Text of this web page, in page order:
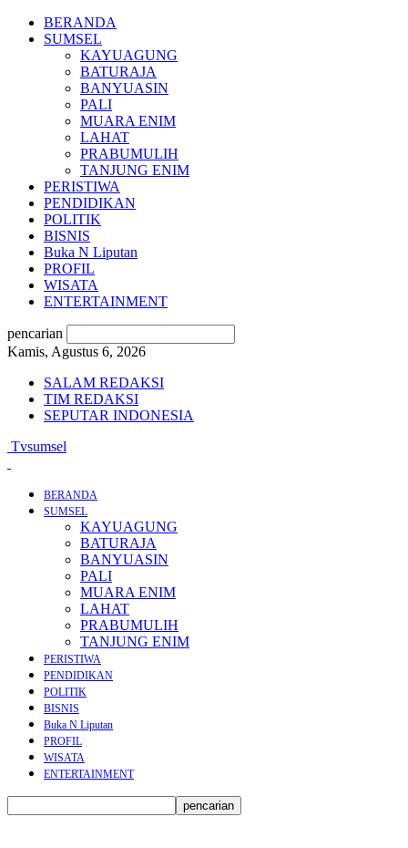
BERANDA
SUMSEL
KAYUAGUNG
BATURAJA
BANYUASIN
PALI
MUARA ENIM
LAHAT
PRABUMULIH
TANJUNG ENIM
PERISTIWA
PENDIDIKAN
POLITIK
BISNIS
Buka N Liputan
PROFIL
WISATA
ENTERTAINMENT
pencarian
Kamis, Agustus 6, 2026
SALAM REDAKSI
TIM REDAKSI
SEPUTAR INDONESIA
Tvsumsel
BERANDA
SUMSEL
KAYUAGUNG
BATURAJA
BANYUASIN
PALI
MUARA ENIM
LAHAT
PRABUMULIH
TANJUNG ENIM
PERISTIWA
PENDIDIKAN
POLITIK
BISNIS
Buka N Liputan
PROFIL
WISATA
ENTERTAINMENT